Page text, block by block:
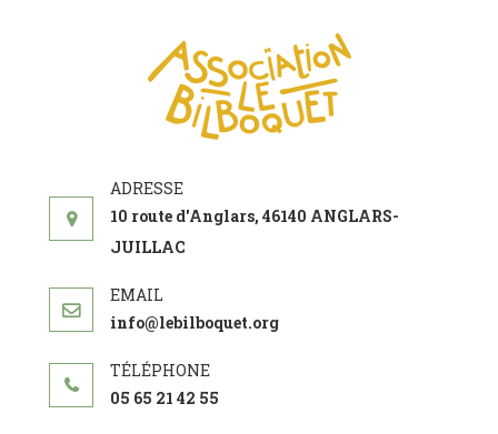
10 route d'Anglars, 46140 ANGLARS-
JUILLAC
info@lebilboquet.org
05 65 21 42 55